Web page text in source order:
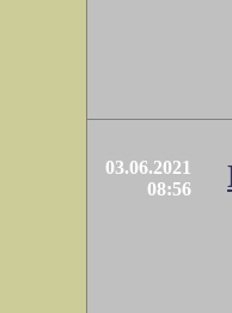
03.06.2021
08:56